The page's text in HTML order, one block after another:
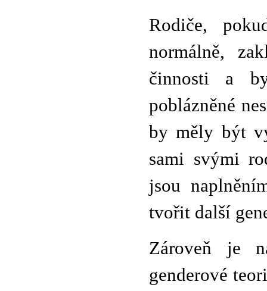
Rodiče,
normálně,
činnosti a
poblázněné
by měly být
sami svými
jsou
tvořit další
Zároveň je
genderové